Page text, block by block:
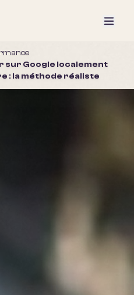
sur Google localement
: la méthode réaliste